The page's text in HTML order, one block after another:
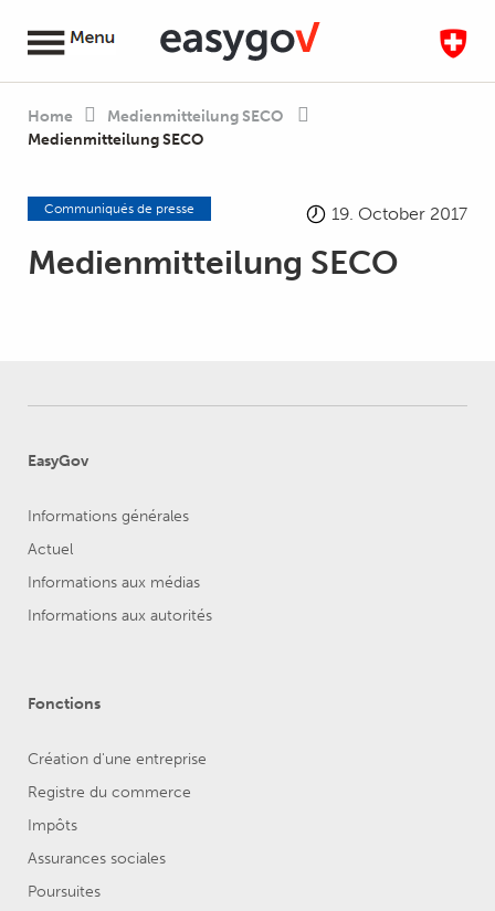
Home
Medienmitteilung SECO
Medienmitteilung SECO
Communiqués de presse 19. October 2017
Medienmitteilung SECO
EasyGov
Informations générales
Actuel
Informations aux médias
Informations aux autorités
Fonctions
Création d'une entreprise
Registre du commerce
Impôts
Assurances sociales
Poursuites